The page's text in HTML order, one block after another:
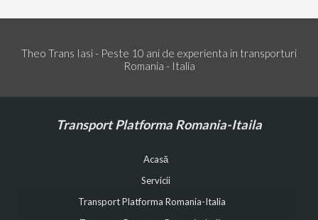
Theo Trans Iasi - Peste 10 ani de experienta in transporturi
Romania - Italia
Transport Platforma Romania-Itaila
Acasă
Servicii
Transport Platforma Romania-Italia